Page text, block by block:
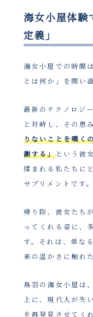
海女小屋体験
定義」
海女小屋での時間
とは何か」を問い
最新のテクノロジ
と対峙し、その恵
りないことを嘆く
謝する」という彼
揉まれる私たちに
サプリメントです。
帰り際、彼女たち
ってくれる姿に、
す。それは、単な
来の温かさに触れ
鳥羽の海女小屋は
上に、現代人が失
を再発見させてく